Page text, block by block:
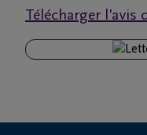
de
funéraires
Télécharger l'avis